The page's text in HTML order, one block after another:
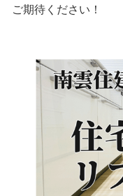
ご期待ください！